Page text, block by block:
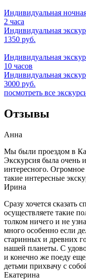
Индивидуальная
2 часа
Индивидуальная
1350 руб.
Индивидуальная
10 часов
Индивидуальная
3000 руб.
посмотреть все
Отзывы
Анна
Мы были проездом в
Экскурсия была очень
интересного. Огромное
такие интересные
Ирина
Сразу хочется сказать
осуществляете такие
толком ничего и не
много особенно если
старинных и древних
нашей планеты. С
и конечно же поеду
детьми прихвачу с
Екатерина